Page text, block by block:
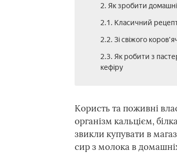
2. Як зробити
2.1. Класичний
2.2. Зі свіжого
2.3. Як робити з
кефіру
Користь та поживні
організм кальцієм,
звикли купувати в
сир з молока в